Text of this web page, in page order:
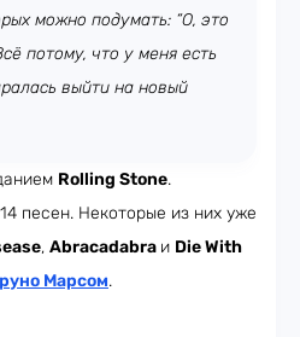
можно подумать: “О, это
потому, что у меня есть
выйти на новый
Rolling Stone.
песен. Некоторые из них уже
, Abracadabra и Die With
Марсом.